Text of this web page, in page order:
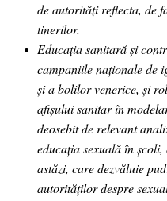
de autorități reflecta, de
tinerilor.
Educația sanitară și
campaniile naționale de
și a bolilor venerice, și
afișului sanitar în
deosebit de relevant
educația sexuală în
astăzi, care dezvăluie
autorităților despre